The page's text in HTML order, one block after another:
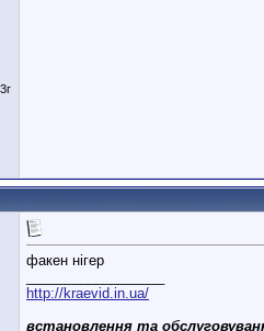
факен нігер
http://kraevid.in.ua/
встановлення та